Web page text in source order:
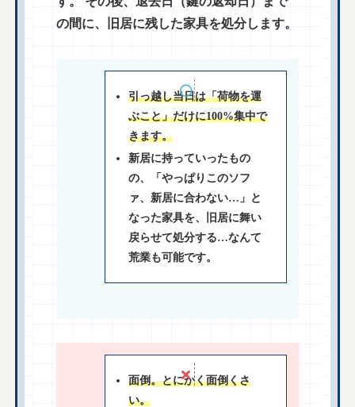
の間に、旧居に残した家具を処分します。
引っ越し当日は「荷物を運
ぶこと」だけに100%集中で
きます。
新居に持っていったもの
の、「やっぱりこのソフ
ァ、新居に合わない…」と
なった家具を、旧居に舞い
戻らせて処分する…なんて
荒業も可能です。
面倒。とにかく面倒くさ
い。